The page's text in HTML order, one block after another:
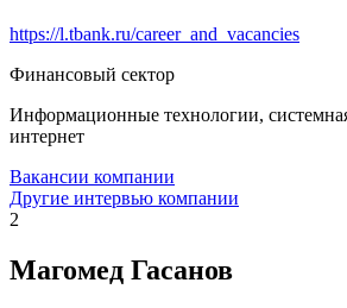
https://l.tbank.ru/career_and_vacancies
Финансовый сектор
Информационные технологии,
интернет
Вакансии компании
Другие интервью компании
2
Магомед Гасанов